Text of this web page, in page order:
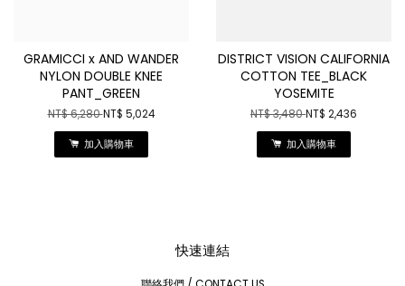
GRAMICCI x AND WANDER
NYLON DOUBLE KNEE
PANT_GREEN
NT$ 6,280NT$ 5,024
加入購物車
DISTRICT VISION CALIFORNIA
COTTON TEE_BLACK
YOSEMITE
NT$ 3,480NT$ 2,436
加入購物車
快速連結